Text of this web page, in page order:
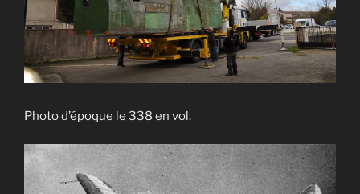
Photo d’époque le 338 en vol.